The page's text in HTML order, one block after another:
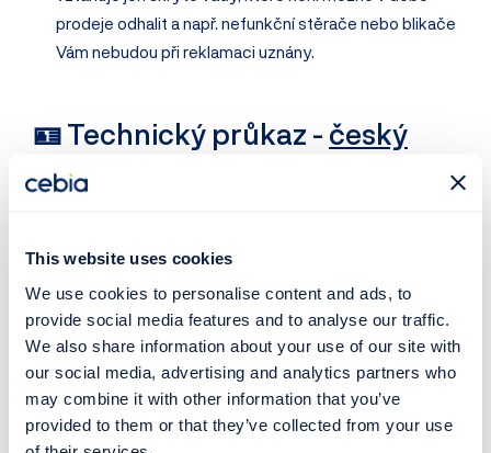
This website uses cookies
We use cookies to personalise content and ads, to
provide social media features and to analyse our traffic.
We also share information about your use of our site with
our social media, advertising and analytics partners who
may combine it with other information that you’ve
provided to them or that they’ve collected from your use
prodeje odhalit a např. nefunkční stěrače nebo blikače
Vám nebudou při reklamaci uznány.
🪪 Technický průkaz - český
Pokud je k vozidlu k dispozici český
především jestli sedí VIN v TP s ražbou VIN na vozidle
a jestli odpovídají údaje na identifikačním štítku vozidla
(většinou bývá umístěn v motorovém prostoru nebo
na prostředním B-sloupku vozidla po otevření
předních dveří).
Pozor na majitele vozidla